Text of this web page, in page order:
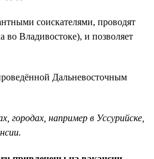
соискателями, проводят
во Владивостоке), и позволяет
Дальневосточным
городах, например в Уссурийске,